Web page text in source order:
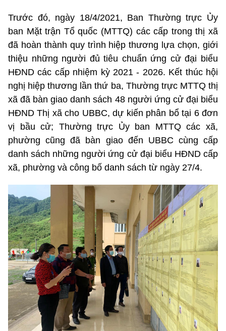
Trước đó, ngày 18/4/2021, Ban Thường trực Ủy
ban Mặt trận Tổ quốc (MTTQ) các cấp trong thị xã
đã hoàn thành quy trình hiệp thương lựa chọn, giới
thiệu những người đủ tiêu chuẩn ứng cử đại biểu
HĐND các cấp nhiệm kỳ 2021 - 2026. Kết thúc hội
nghị hiệp thương lần thứ ba, Thường trực MTTQ thị
xã đã bàn giao danh sách 48 người ứng cử đại biểu
HĐND Thị xã cho UBBC, dự kiến phân bổ tại 6 đơn
vị bầu cử; Thường trực Ủy ban MTTQ các xã,
phường cũng đã bàn giao đến UBBC cùng cấp
danh sách những người ứng cử đại biểu HĐND cấp
xã, phường và công bố danh sách từ ngày 27/4.